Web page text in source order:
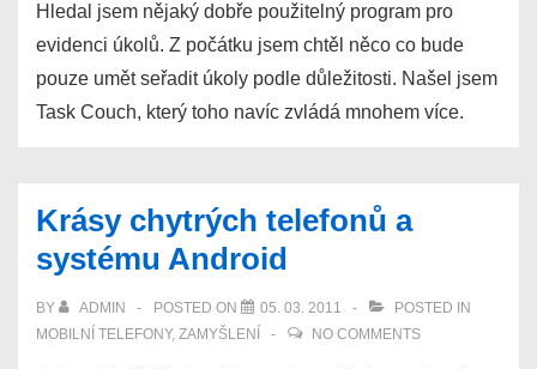
Hledal jsem nějaký dobře použitelný program pro
evidenci úkolů. Z počátku jsem chtěl něco co bude
pouze umět seřadit úkoly podle důležitosti. Našel jsem
Task Couch, který toho navíc zvládá mnohem více.
Krásy chytrých telefonů a
systému Android
BY ADMIN POSTED ON 05. 03. 2011
POSTED IN
MOBILNÍ TELEFONY, ZAMYŠLENÍ NO COMMENTS